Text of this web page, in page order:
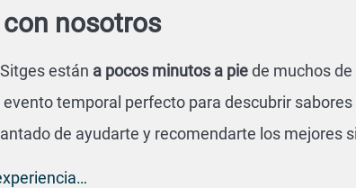
nosotros
están a pocos minutos a piede muchos de
evento temporal perfecto para descubrir sabores
de ayudarte y recomendarte los mejores